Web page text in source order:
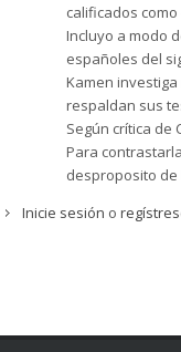
calificados
Incluyo a modo
españoles del
Kamen
respaldan sus
Según crítica de
Para
desproposito de
Inicie sesión o